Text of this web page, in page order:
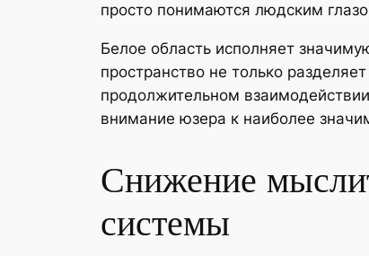
просто понимаются людским
Белое область исполняет
пространство не только
продолжительном
внимание юзера к наиболее
Снижение
системы